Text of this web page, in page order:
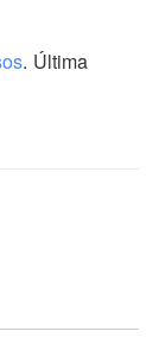
. Última